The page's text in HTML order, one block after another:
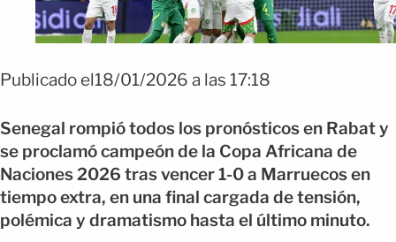
Publicado el18/01/2026 a las 17:18
Senegal rompió todos los pronósticos en Rabat y
se proclamó campeón de la Copa Africana de
Naciones 2026 tras vencer 1-0 a Marruecos en
tiempo extra, en una final cargada de tensión,
polémica y dramatismo hasta el último minuto.